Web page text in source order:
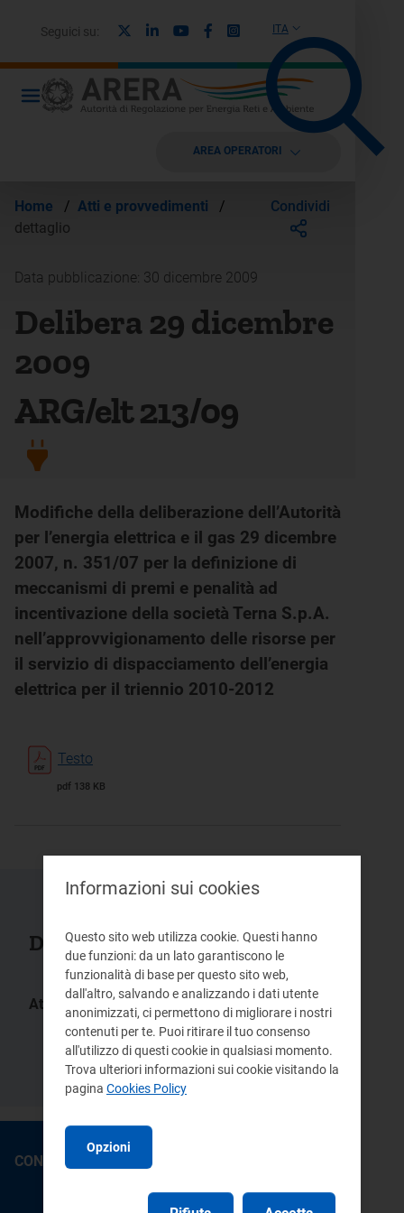
ITA
Seguici su: LinkedinYoutubeFacebook
Instagram
AREA OPERATORI
Home / Atti e provvedimenti
/
dettaglio
Condividi
Data pubblicazione: 30 dicembre 2009
Delibera 29 dicembre
2009
ARG/elt 213/09
Modifiche della deliberazione dell’Autorità
per l’energia elettrica e il gas 29 dicembre
2007, n. 351/07 per la definizione di
meccanismi di premi e penalità ad
incentivazione della società Terna S.p.A.
nell’approvvigionamento delle risorse per
il servizio di dispacciamento dell’energia
elettrica per il triennio 2010-2012
Testo
pdf 138 KB
Documenti collegati
Atti:
ARG/elt
231/10
ARG/elt
206/08
Delibera/Provvedimento
351/07
CONTATTI
Informazioni sui cookies
Questo sito web utilizza cookie. Questi hanno
due funzioni: da un lato garantiscono le
funzionalità di base per questo sito web,
dall'altro, salvando e analizzando i dati utente
anonimizzati, ci permettono di migliorare i nostri
contenuti per te. Puoi ritirare il tuo consenso
all'utilizzo di questi cookie in qualsiasi momento.
Trova ulteriori informazioni sui cookie visitando la
pagina Cookies Policy
Opzioni